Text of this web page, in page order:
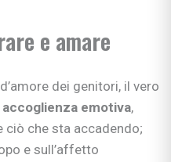
e amare
dei genitori, il vero
emotiva,
ciò che sta accadendo;
e sull’affetto